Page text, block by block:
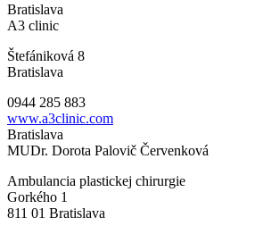
Bratislava
A3 clinic
Štefániková 8
Bratislava
0944 285 883
www.a3clinic.com
Bratislava
MUDr. Dorota Palovič Červenková
Ambulancia plastickej chirurgie
Gorkého 1
811 01 Bratislava